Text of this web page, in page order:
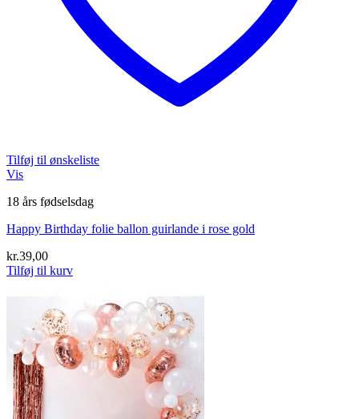
Tilføj til ønskeliste
Vis
18 års fødselsdag
Happy Birthday folie ballon guirlande i rose gold
kr.39,00
Tilføj til kurv